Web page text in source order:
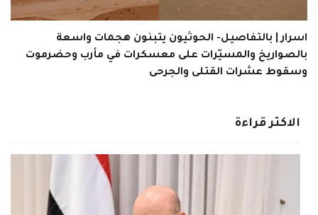
اسرار | بالتفاصيل- الحوثيون يتبنون هجمات واسعة
بالصواريخ والمسيّرات على معسكرات في مأرب وحضرموت
وسقوط عشرات القتلى والجرحى
الاكثر قراءة